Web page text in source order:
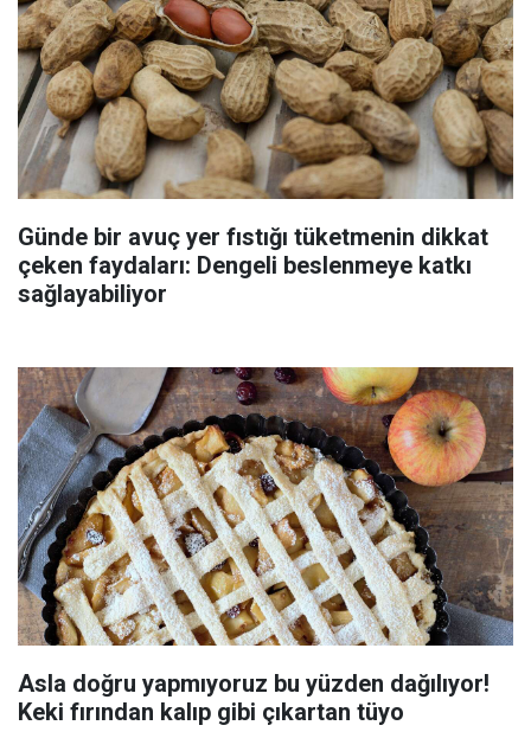
Günde bir avuç yer fıstığı tüketmenin dikkat
çeken faydaları: Dengeli beslenmeye katkı
sağlayabiliyor
Asla doğru yapmıyoruz bu yüzden dağılıyor!
Keki fırından kalıp gibi çıkartan tüyo